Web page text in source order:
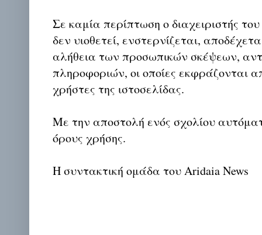
Σε καμία περίπτωση ο διαχειριστής
δεν υιοθετεί, ενστερνίζεται,
αλήθεια των προσωπικών σκέψεων,
πληροφοριών, οι οποίες εκφράζονται
χρήστες της ιστοσελίδας.
Με την αποστολή ενός σχολίου
όρους χρήσης.
Η συντακτική ομάδα του Aridaia News